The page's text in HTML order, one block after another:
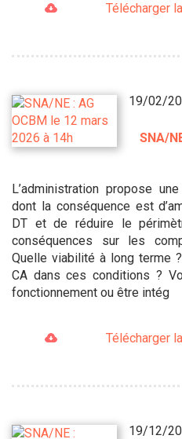
Télécharger
19/02/
SNA/
L’administration propose
dont la conséquence est
DT et de réduire le
conséquences sur les
Quelle viabilité à long terme
CA dans ces conditions ?
fonctionnement ou être intég
Télécharger
19/12/